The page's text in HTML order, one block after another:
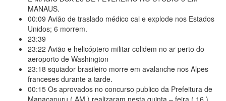
MANAUS.
00:09 Avião de traslado médico cai e explode nos Estados
Unidos; 6 morrem.
23:39
23:22 Avião e helicóptero militar colidem no ar perto do
aeroporto de Washington
23:18 squiador brasileiro morre em avalanche nos Alpes
franceses durante a tarde.
00:15 Os aprovados no concurso publico da Prefeitura de
Manacapuru ( AM ) realizaram nesta quinta – feira ( 16 )